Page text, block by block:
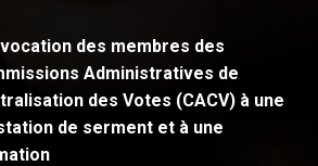
des membres des
Administratives de
des Votes (CACV) à une
de serment et à une